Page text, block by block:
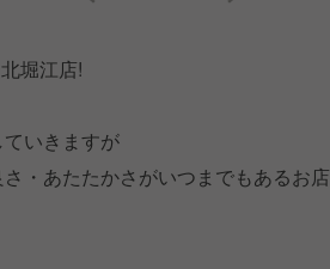
堀江店!
いきますが
・あたたかさがいつまでもあるお